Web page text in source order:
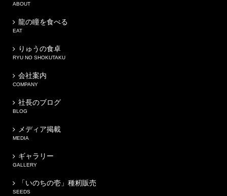
ABOUT
龍の瞳を食べる
EAT
りゅうの食卓
RYU NO SHOKUTAKU
会社案内
COMPANY
社長のブログ
BLOG
メディア掲載
MEDIA
ギャラリー
GALLERY
「いのちの壱」種籾販売
SEEDS